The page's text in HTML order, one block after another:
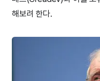
해보려 한다.